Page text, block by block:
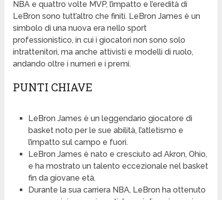
NBA e quattro volte MVP, l’impatto e l’eredità di
LeBron sono tutt’altro che finiti. LeBron James è un
simbolo di una nuova era nello sport
professionistico, in cui i giocatori non sono solo
intrattenitori, ma anche attivisti e modelli di ruolo,
andando oltre i numeri e i premi.
PUNTI CHIAVE
LeBron James è un leggendario giocatore di
basket noto per le sue abilità, l’atletismo e
l’impatto sul campo e fuori.
LeBron James è nato e cresciuto ad Akron, Ohio,
e ha mostrato un talento eccezionale nel basket
fin da giovane età.
Durante la sua carriera NBA, LeBron ha ottenuto